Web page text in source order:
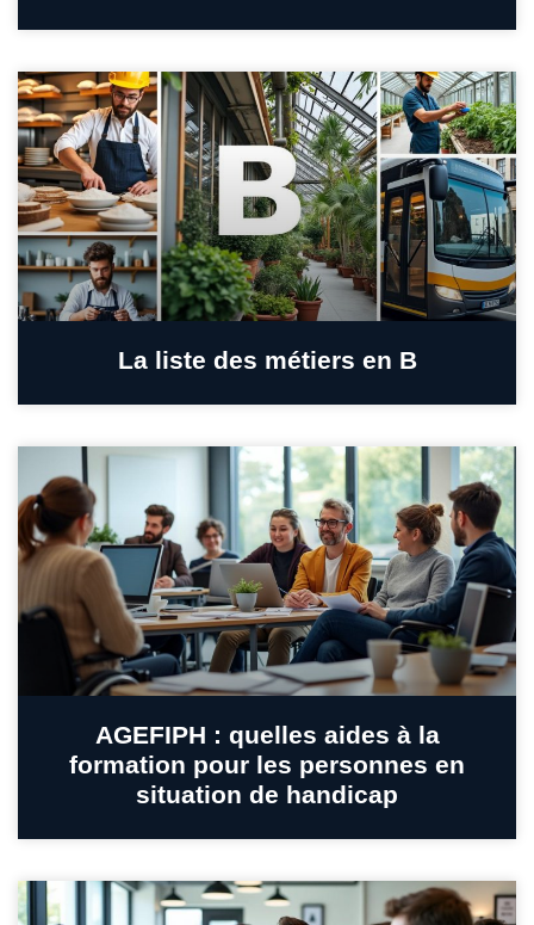
La liste des métiers en B
AGEFIPH : quelles aides à la
formation pour les personnes en
situation de handicap